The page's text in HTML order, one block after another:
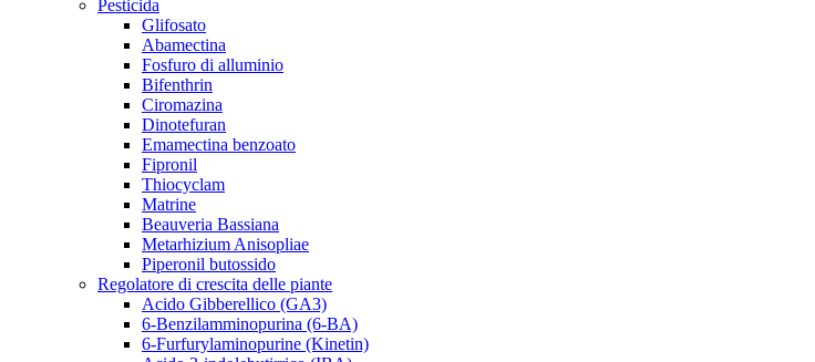
Pesticida
Glifosato
Abamectina
Fosfuro di alluminio
Bifenthrin
Ciromazina
Dinotefuran
Emamectina benzoato
Fipronil
Thiocyclam
Matrine
Beauveria Bassiana
Metarhizium Anisopliae
Piperonil butossido
Regolatore di crescita delle piante
Acido Gibberellico (GA3)
6-Benzilamminopurina (6-BA)
6-Furfurylaminopurine (Kinetin)